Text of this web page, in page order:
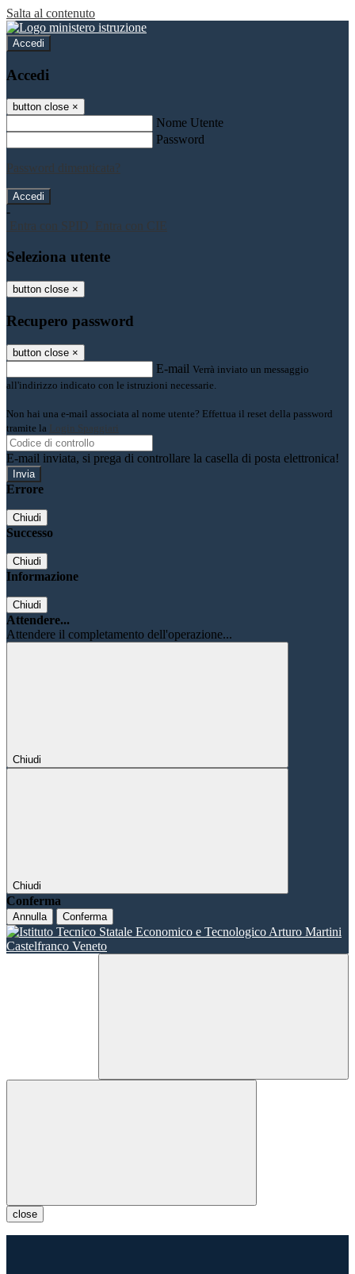
Salta al contenuto
Accedi
Accedi
button close ×
Nome Utente
Password
Password dimenticata?
-
Entra con SPID
Entra con CIE
Seleziona utente
button close ×
Recupero password
button close ×
E-mail Verrà inviato un messaggio
all'indirizzo indicato con le istruzioni necessarie.
Non hai una e-mail associata al nome utente? Effettua il reset della password
tramite la Login Spaggiari
E-mail inviata, si prega di controllare la casella di posta elettronica!
Errore
Chiudi
Successo
Chiudi
Informazione
Chiudi
Attendere...
Attendere il completamento dell'operazione...
Chiudi
Chiudi
Conferma
Annulla Conferma
close